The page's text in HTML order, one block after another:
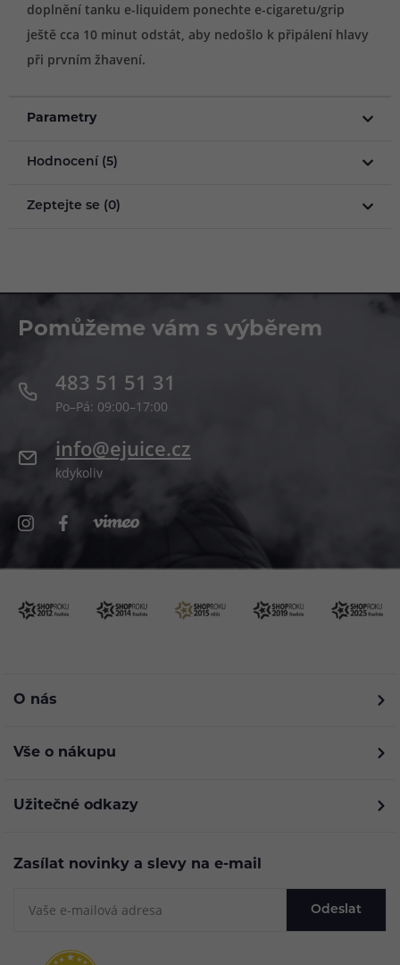
doplnění tanku e-liquidem ponechte e-cigaretu/grip
ještě cca 10 minut odstát, aby nedošlo k připálení hlavy
při prvním žhavení.
Parametry
Hodnocení (5)
Zeptejte se (0)
Pomůžeme vám s výběrem
483 51 51 31
Po–Pá: 09:00–17:00
info@ejuice.cz
kdykoliv
O nás
Vše o nákupu
Užitečné odkazy
Zasílat novinky a slevy na e-mail
Odeslat